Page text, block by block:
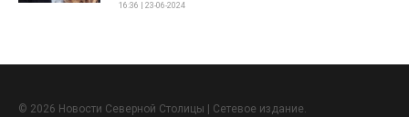
16:36 | 23-06-2024
© 2026 Новости Северной Столицы | Сетевое издание.